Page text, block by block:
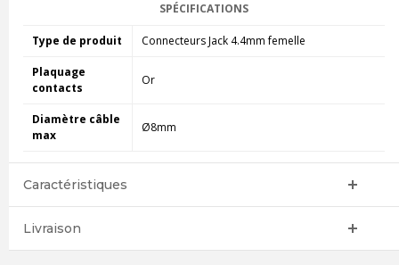
SPÉCIFICATIONS
Type de produit Connecteurs Jack 4.4mm femelle
Plaquage
contacts
Or
Diamètre câble
max
Ø8mm
Caractéristiques
Livraison